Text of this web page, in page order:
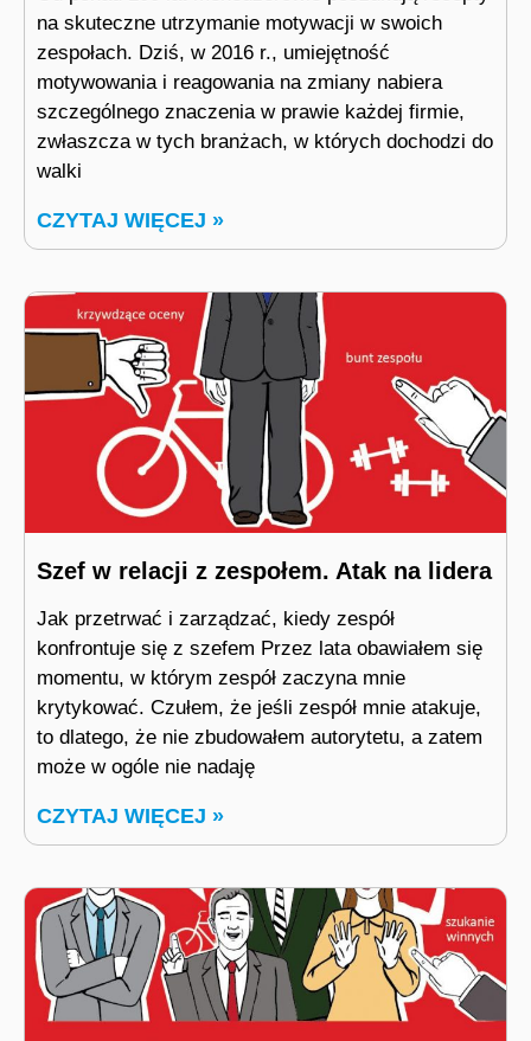
na skuteczne utrzymanie motywacji w swoich
zespołach. Dziś, w 2016 r., umiejętność
motywowania i reagowania na zmiany nabiera
szczególnego znaczenia w prawie każdej firmie,
zwłaszcza w tych branżach, w których dochodzi do
walki
CZYTAJ WIĘCEJ »
Szef w relacji z zespołem. Atak na lidera
Jak przetrwać i zarządzać, kiedy zespół
konfrontuje się z szefem Przez lata obawiałem się
momentu, w którym zespół zaczyna mnie
krytykować. Czułem, że jeśli zespół mnie atakuje,
to dlatego, że nie zbudowałem autorytetu, a zatem
może w ogóle nie nadaję
CZYTAJ WIĘCEJ »